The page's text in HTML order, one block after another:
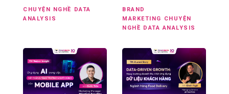
CHUYỆN NGHỀ
DATA
ANALYSIS
BRAND
MARKETING
CHUYỆN
NGHỀ DATA ANALYSIS